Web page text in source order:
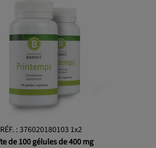
RÉF. :376020180103 1x2
de 100 gélules de 400 mg